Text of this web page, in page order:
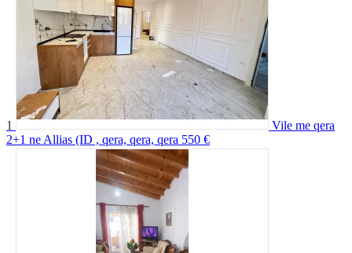
1
Vile me qera
2+1 ne Allias (ID , qera, qera, qera 550 €